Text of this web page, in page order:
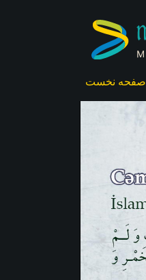
صفحه نخست